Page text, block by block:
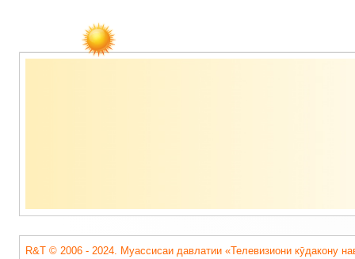
Содержимое
R&T © 2006 - 2024. Муассисаи давлатии «Телевизиони кӯдакону